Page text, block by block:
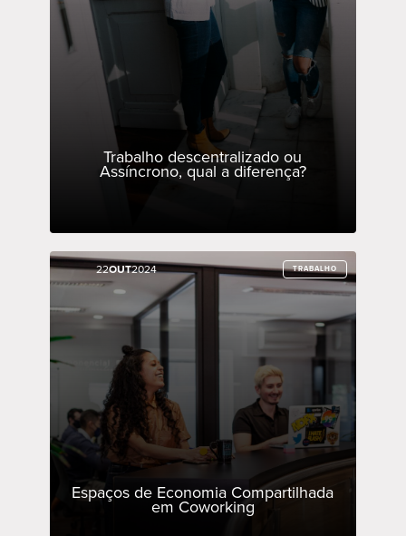
Trabalho descentralizado ou
Assíncrono, qual a diferença?
22OUT2024 TRABALHO
Espaços de Economia Compartilhada
em Coworking
22OUT2024 TRABALHO